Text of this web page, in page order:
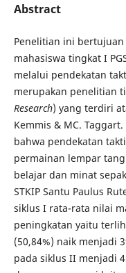
Abstract
Penelitian ini
mahasiswa tingkat I
melalui pendekatan
merupakan penelitian
Research) yang terdiri
Kemmis & MC.
bahwa pendekatan
permainan lempar
belajar dan minat
STKIP Santu Paulus
siklus I rata-rata nilai
peningkatan yaitu
(50,84%) naik menjadi
pada siklus II menjadi